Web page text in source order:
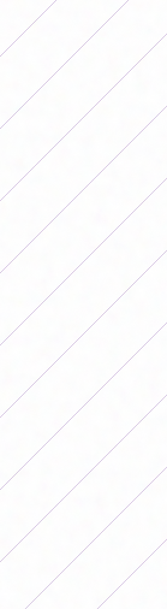
Boca y Racing
lugar en la final
(Foto: FutFemGol)
Por otro lado,
Belgrano en un
empatar sin
en el estadio
las 20:00, y
las socias
presentando su
Cabe recordar
tiempo
ejecución de